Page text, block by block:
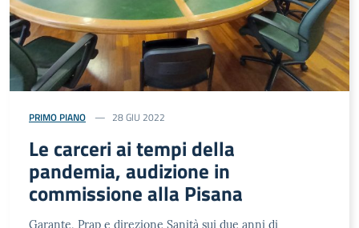
PRIMO PIANO 28 GIU 2022
Le carceri ai tempi della
pandemia, audizione in
commissione alla Pisana
Garante, Prap e direzione Sanità sui due anni di